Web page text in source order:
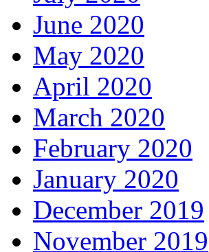
June 2020
May 2020
April 2020
March 2020
February 2020
January 2020
December 2019
November 2019